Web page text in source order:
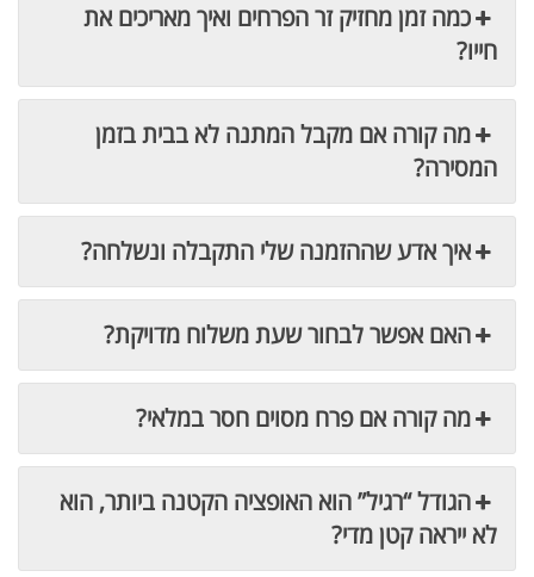
כמה זמן מחזיק זר הפרחים ואיך מאריכים את
חייו?
מה קורה אם מקבל המתנה לא בבית בזמן
המסירה?
איך אדע שההזמנה שלי התקבלה ונשלחה?
האם אפשר לבחור שעת משלוח מדויקת?
מה קורה אם פרח מסוים חסר במלאי?
הגודל “רגיל” הוא האופציה הקטנה ביותר, הוא
לא ייראה קטן מדי?